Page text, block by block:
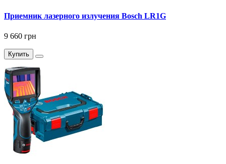
Приемник лазерного излучения Bosch LR1G
9 660 грн
Купить